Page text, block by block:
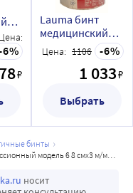
Цена:
6
₽
Lauma бинт
медицинский
эластичный
компрессионный
модель 6 8 смx5
растяжимости
Цена: 1106 6
1 033₽
Выбрать
бинты
6 8 смx3 м/малой растяжимости
носит